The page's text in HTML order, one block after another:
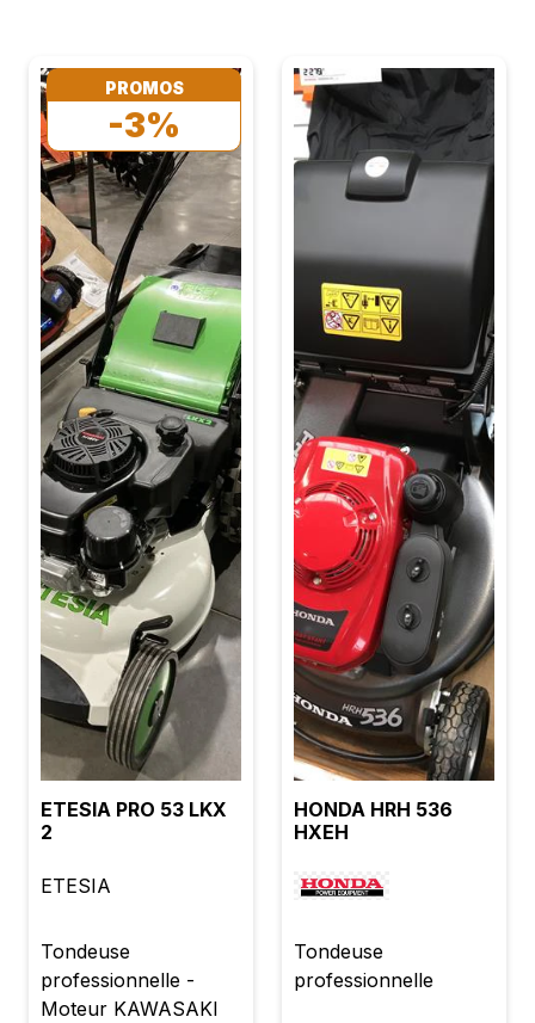
PROMOS
-3%
ETESIA PRO 53 LKX
2
ETESIA
Tondeuse
professionnelle -
Moteur KAWASAKI
HONDA HRH 536
HXEH
Tondeuse
professionnelle